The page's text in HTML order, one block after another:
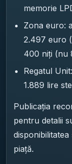
memorie
Zona euro:
2.497 euro
400 niți (nu
Regatul
1.889 lire
Publicația
pentru detalii
piață.